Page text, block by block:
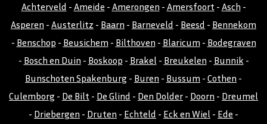
Achterveld - Ameide - Amerongen - Amersfoort- Asch -
Asperen - Austerlitz - Baarn - Barneveld - Beesd - Bennekom
- Benschop - Beusichem - Bilthoven - Blaricum - Bodegraven
- Bosch en Duin - Boskoop - Brakel - Breukelen - Bunnik -
Bunschoten Spakenburg - Buren - Bussum - Cothen -
Culemborg - De Bilt - De Glind - Den Dolder - Doorn - Dreumel
- Driebergen - Druten - Echteld - Eck en Wiel - Ede -